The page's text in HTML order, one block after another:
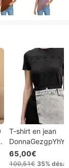
T-shirt en jean
65,00€
100,51€ 35%